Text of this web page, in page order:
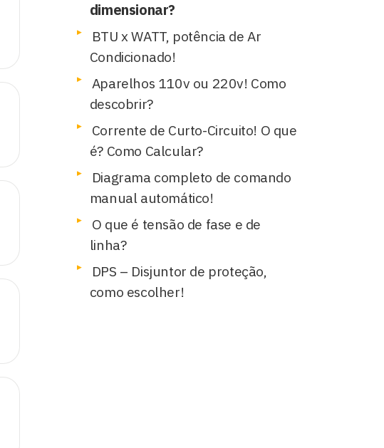
dimensionar?
BTU x WATT, potência de Ar
Condicionado!
Aparelhos 110v ou 220v! Como
descobrir?
Corrente de Curto-Circuito! O que
é? Como Calcular?
Diagrama completo de comando
manual automático!
O que é tensão de fase e de
linha?
DPS – Disjuntor de proteção,
como escolher!